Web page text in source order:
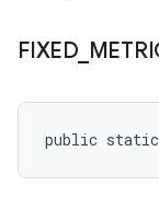
FIXED_
public static